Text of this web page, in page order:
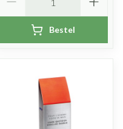
Bestel